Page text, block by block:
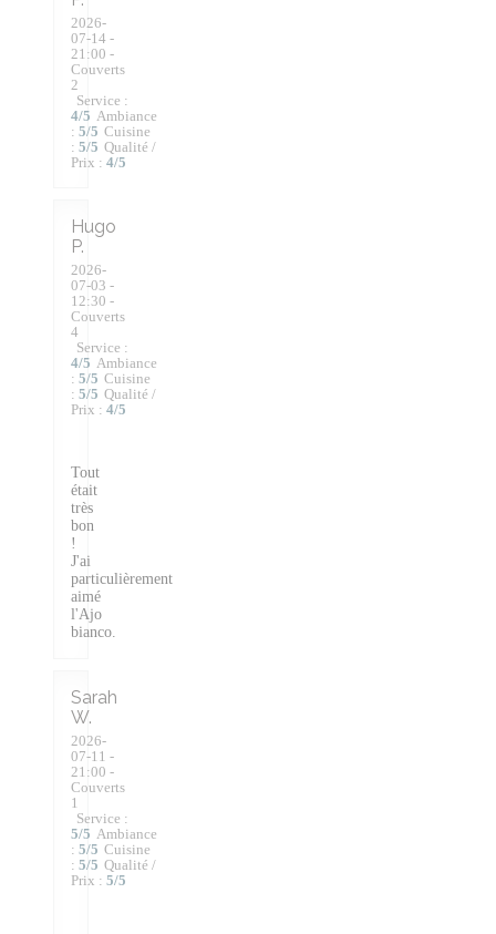
2026-
07-14 -
21:00 -
Couverts
2
Service :
4/5 Ambiance
: 5/5 Cuisine
: 5/5 Qualité /
Prix : 4/5
Hugo
P
2026-
07-03 -
12:30 -
Couverts
4
Service :
4/5 Ambiance
: 5/5 Cuisine
: 5/5 Qualité /
Prix : 4/5
Tout
était
très
bon
!
J'ai
particulièrement
aimé
l'Ajo
bianco.
Sarah
W
2026-
07-11 -
21:00 -
Couverts
1
Service :
5/5 Ambiance
: 5/5 Cuisine
: 5/5 Qualité /
Prix : 5/5